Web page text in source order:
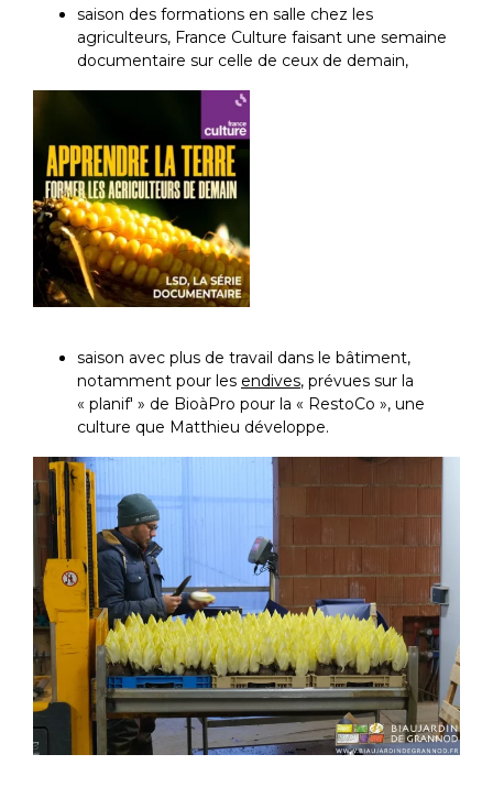
saison des formations en salle chez les
agriculteurs, France Culture faisant une semaine
documentaire sur celle de ceux de demain,
saison avec plus de travail dans le bâtiment,
notamment pour les endives, prévues sur la
« planif' » de BioàPro pour la « RestoCo », une
culture que Matthieu développe.